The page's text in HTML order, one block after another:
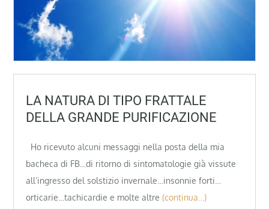
LA NATURA DI TIPO FRATTALE
DELLA GRANDE PURIFICAZIONE
Ho ricevuto alcuni messaggi nella posta della mia
bacheca di FB…di ritorno di sintomatologie già vissute
all’ingresso del solstizio invernale…insonnie forti…
orticarie…tachicardie e molte altre (continua…)